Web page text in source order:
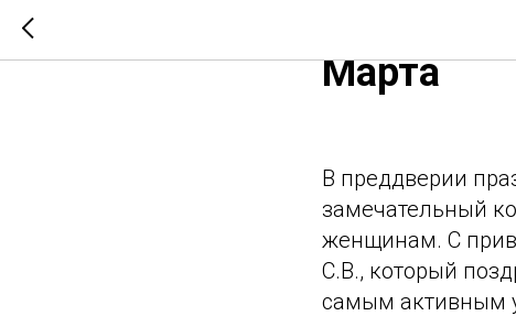
"Музыка
Марта
В преддверии
замечательный
женщинам. С
С.В., который
самым активным